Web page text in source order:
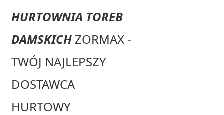
HURTOWNIA TOREB
DAMSKICH ZORMAX -
TWÓJ NAJLEPSZY
DOSTAWCA
HURTOWY